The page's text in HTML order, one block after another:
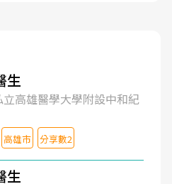
生
高雄醫學大學附設中和紀
高雄市 分享數2
生